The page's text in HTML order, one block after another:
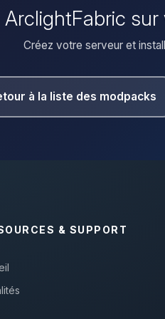
Créez votre serveur et
à la liste des modpacks
& SUPPORT